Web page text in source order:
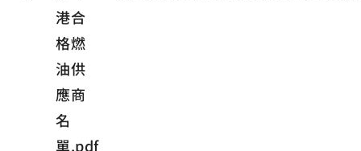
港合
格燃
油供
應商
名
單.pdf